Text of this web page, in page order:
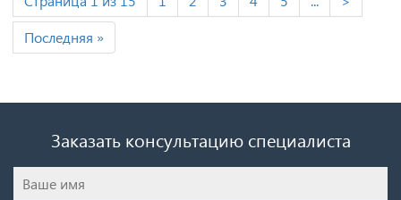
Последняя »
Заказать консультацию специалиста